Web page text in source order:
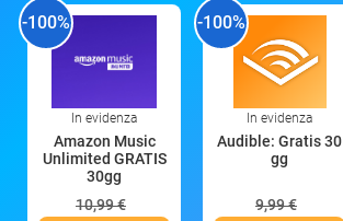
-100%
In evidenza
Amazon Music
Unlimited GRATIS
30gg
10,99 €
-100%
In evidenza
Audible: Gratis 30
gg
9,99 €